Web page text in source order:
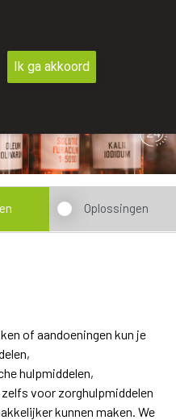
vandaar dat wij geen
Oplossingen
of aandoeningen kun je
hulpmiddelen,
voor zorghulpmiddelen
kunnen maken. We
Ik ga akkoord